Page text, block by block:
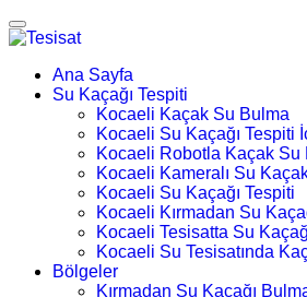
Ana Sayfa
Su Kaçağı Tespiti
Kocaeli Kaçak Su Bulma
Kocaeli Su Kaçağı Tespiti
Kocaeli Robotla Kaçak Su
Kocaeli Kameralı Su
Kocaeli Su Kaçağı Tespiti
Kocaeli Kırmadan Su
Kocaeli Tesisatta Su
Kocaeli Su Tesisatında
Bölgeler
Kırmadan Su Kaçağı